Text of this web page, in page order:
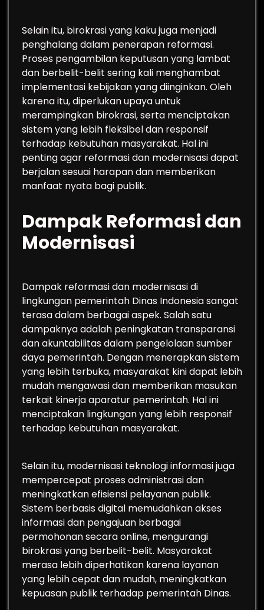
Selain itu, birokrasi yang kaku juga menjadi
penghalang dalam penerapan reformasi.
Proses pengambilan keputusan yang lambat
dan berbelit-belit sering kali menghambat
implementasi kebijakan yang diinginkan. Oleh
karena itu, diperlukan upaya untuk
merampingkan birokrasi, serta menciptakan
sistem yang lebih fleksibel dan responsif
terhadap kebutuhan masyarakat. Hal ini
penting agar reformasi dan modernisasi dapat
berjalan sesuai harapan dan memberikan
manfaat nyata bagi publik.
Dampak Reformasi dan
Modernisasi
Dampak reformasi dan modernisasi di
lingkungan pemerintah Dinas Indonesia sangat
terasa dalam berbagai aspek. Salah satu
dampaknya adalah peningkatan transparansi
dan akuntabilitas dalam pengelolaan sumber
daya pemerintah. Dengan menerapkan sistem
yang lebih terbuka, masyarakat kini dapat lebih
mudah mengawasi dan memberikan masukan
terkait kinerja aparatur pemerintah. Hal ini
menciptakan lingkungan yang lebih responsif
terhadap kebutuhan masyarakat.
Selain itu, modernisasi teknologi informasi juga
mempercepat proses administrasi dan
meningkatkan efisiensi pelayanan publik.
Sistem berbasis digital memudahkan akses
informasi dan pengajuan berbagai
permohonan secara online, mengurangi
birokrasi yang berbelit-belit. Masyarakat
merasa lebih diperhatikan karena layanan
yang lebih cepat dan mudah, meningkatkan
kepuasan publik terhadap pemerintah Dinas.